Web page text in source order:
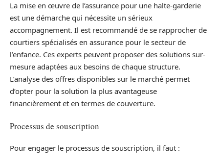
La mise en œuvre de l’assurance pour une halte-garderie
est une démarche qui nécessite un sérieux
accompagnement. Il est recommandé de se rapprocher de
courtiers spécialisés en assurance pour le secteur de
l’enfance. Ces experts peuvent proposer des solutions sur-
mesure adaptées aux besoins de chaque structure.
L’analyse des offres disponibles sur le marché permet
d’opter pour la solution la plus avantageuse
financièrement et en termes de couverture.
Processus de souscription
Pour engager le processus de souscription, il faut :